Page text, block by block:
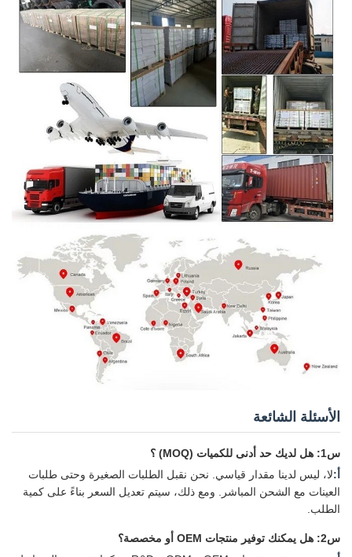
الأسئلة الشائعة
س1: هل لديك حد أدنى للكميات (MOQ) ؟
أ:لا، ليس لدينا مقدار قياسي. نحن نقبل الطلبات الصغيرة وحتى طلبات
العينات مع الشحن المباشر. ومع ذلك، سيتم تعديل السعر بناءً على كمية
الطلب.
س2: هل يمكنك توفير منتجات OEM أو مخصصة؟